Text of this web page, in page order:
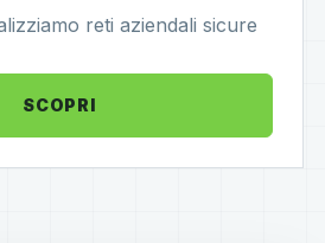
reti aziendali sicure
SCOPRI